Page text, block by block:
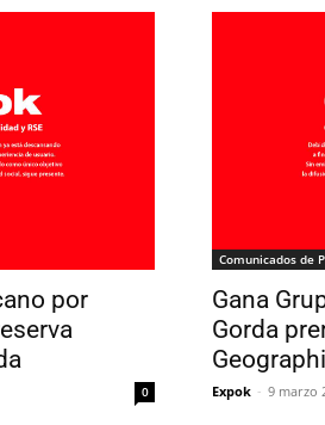
por
0
Comunicados de
Gana
Gorda
Expok - 9 marzo